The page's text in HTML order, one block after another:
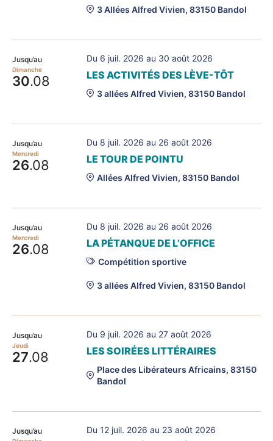
3 Allées Alfred Vivien, 83150 Bandol
Jusqu’au
Dimanche
30.08
Du 6 juil. 2026 au 30 août 2026
LES ACTIVITÉS DES LÈVE-TÔT
3 allées Alfred Vivien, 83150 Bandol
Jusqu’au
Mercredi
26.08
Du 8 juil. 2026 au 26 août 2026
LE TOUR DE POINTU
Allées Alfred Vivien, 83150 Bandol
Jusqu’au
Mercredi
26.08
Du 8 juil. 2026 au 26 août 2026
LA PÉTANQUE DE L’OFFICE
Compétition sportive
3 allées Alfred Vivien, 83150 Bandol
Jusqu’au
Jeudi
27.08
Du 9 juil. 2026 au 27 août 2026
LES SOIRÉES LITTÉRAIRES
Place des Libérateurs Africains, 83150
Bandol
Jusqu’au Du 12 juil. 2026 au 23 août 2026